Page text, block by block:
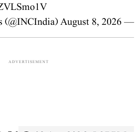
— Congress (@INCIndia)
August 8, 2026
ADVERTISEMENT